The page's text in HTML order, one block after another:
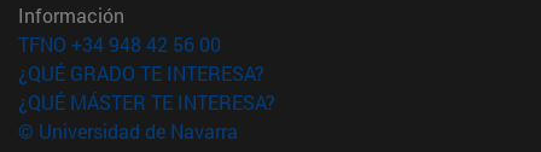
Información
TFNO +34 948 42 56 00
¿QUÉ GRADO TE INTERESA?
¿QUÉ MÁSTER TE INTERESA?
© Universidad de Navarra